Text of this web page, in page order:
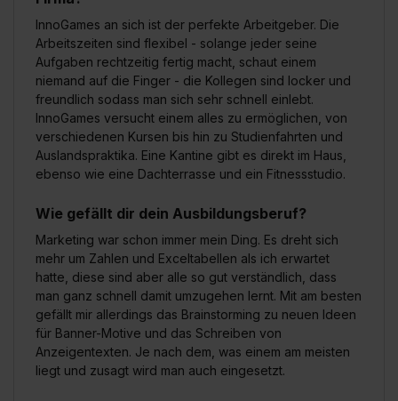
InnoGames an sich ist der perfekte Arbeitgeber. Die
Arbeitszeiten sind flexibel - solange jeder seine
Aufgaben rechtzeitig fertig macht, schaut einem
niemand auf die Finger - die Kollegen sind locker und
freundlich sodass man sich sehr schnell einlebt.
InnoGames versucht einem alles zu ermöglichen, von
verschiedenen Kursen bis hin zu Studienfahrten und
Auslandspraktika. Eine Kantine gibt es direkt im Haus,
ebenso wie eine Dachterrasse und ein Fitnessstudio.
Wie gefällt dir dein Ausbildungsberuf?
Marketing war schon immer mein Ding. Es dreht sich
mehr um Zahlen und Exceltabellen als ich erwartet
hatte, diese sind aber alle so gut verständlich, dass
man ganz schnell damit umzugehen lernt. Mit am besten
gefällt mir allerdings das Brainstorming zu neuen Ideen
für Banner-Motive und das Schreiben von
Anzeigentexten. Je nach dem, was einem am meisten
liegt und zusagt wird man auch eingesetzt.